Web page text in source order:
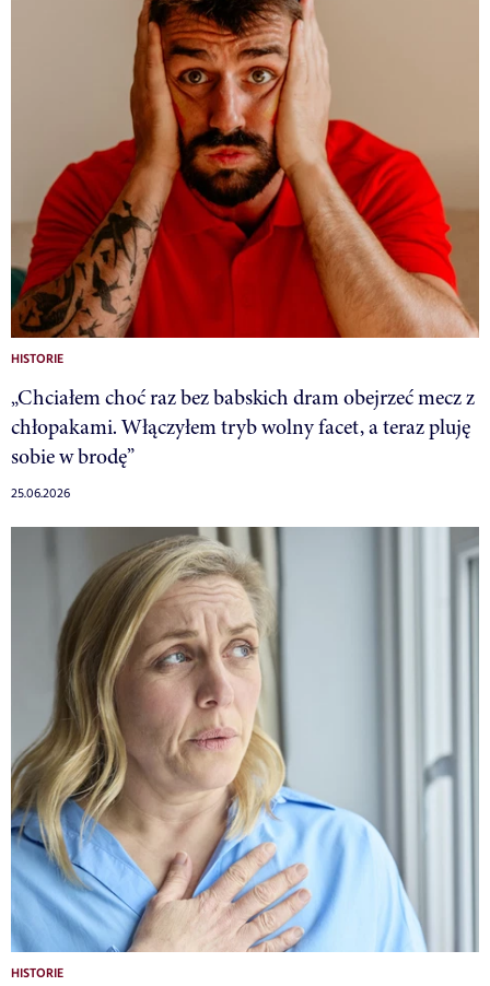
HISTORIE
„Chciałem choć raz bez babskich dram obejrzeć mecz z
chłopakami. Włączyłem tryb wolny facet, a teraz pluję
sobie w brodę”
25.06.2026
HISTORIE